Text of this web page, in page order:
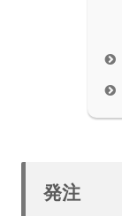
発注